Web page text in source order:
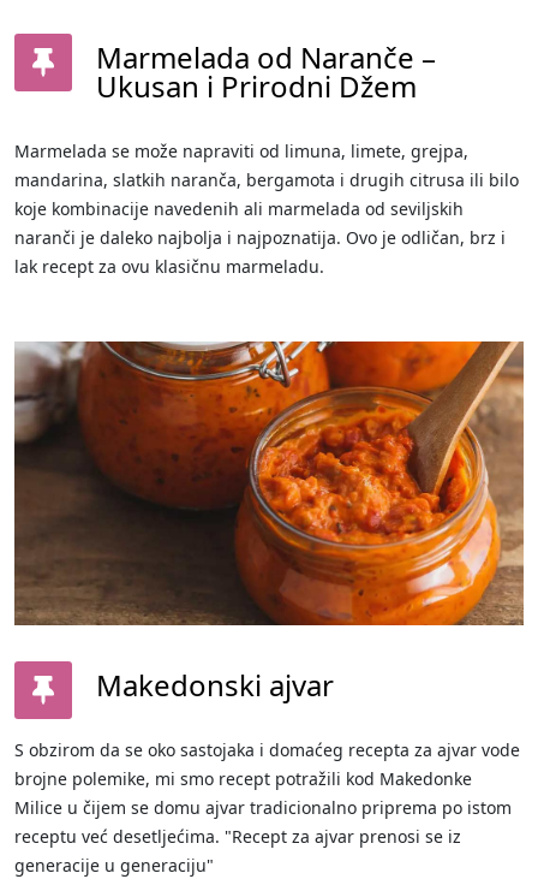
Marmelada od Naranče –
Ukusan i Prirodni Džem
Marmelada se može napraviti od limuna, limete, grejpa,
mandarina, slatkih naranča, bergamota i drugih citrusa ili bilo
koje kombinacije navedenih ali marmelada od seviljskih
naranči je daleko najbolja i najpoznatija. Ovo je odličan, brz i
lak recept za ovu klasičnu marmeladu.
Makedonski ajvar
S obzirom da se oko sastojaka i domaćeg recepta za ajvar vode
brojne polemike, mi smo recept potražili kod Makedonke
Milice u čijem se domu ajvar tradicionalno priprema po istom
receptu već desetljećima. "Recept za ajvar prenosi se iz
generacije u generaciju"